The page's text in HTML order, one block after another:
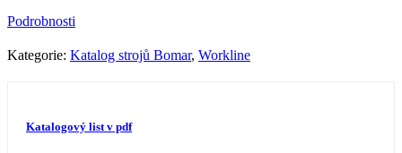
Podrobnosti
Kategorie: Katalog strojů Bomar, Workline
Katalogový list v pdf